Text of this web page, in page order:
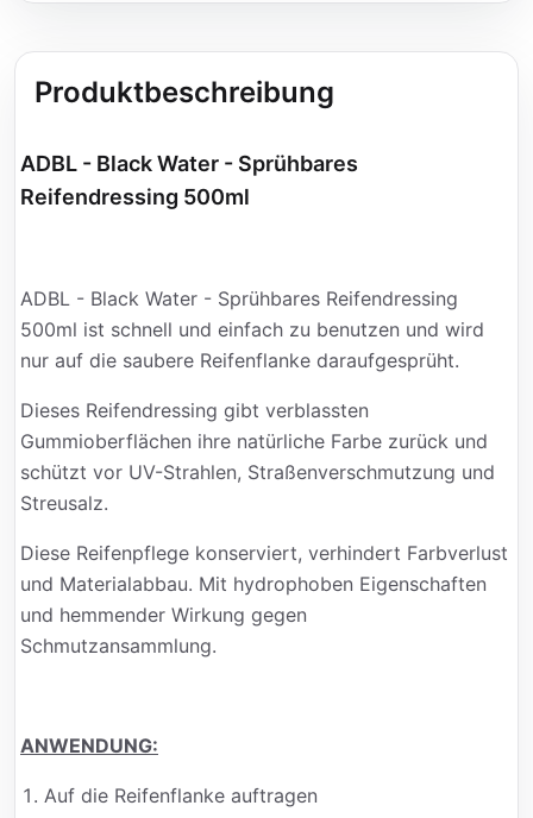
Produktbeschreibung
ADBL - Black Water - Sprühbares
Reifendressing 500ml
ADBL - Black Water - Sprühbares Reifendressing
500ml ist schnell und einfach zu benutzen und wird
nur auf die saubere Reifenflanke daraufgesprüht.
Dieses Reifendressing gibt verblassten
Gummioberflächen ihre natürliche Farbe zurück und
schützt vor UV-Strahlen, Straßenverschmutzung und
Streusalz.
Diese Reifenpflege konserviert, verhindert Farbverlust
und Materialabbau. Mit hydrophoben Eigenschaften
und hemmender Wirkung gegen
Schmutzansammlung.
ANWENDUNG:
Auf die Reifenflanke auftragen